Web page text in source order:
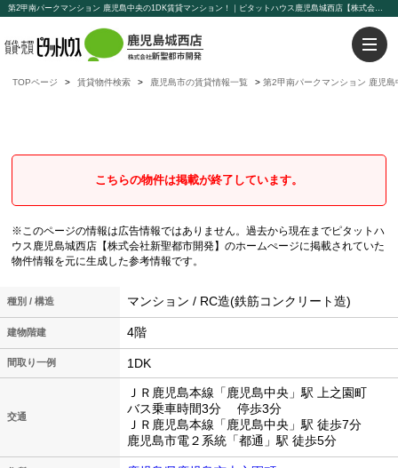
第2甲南パークマンション 鹿児島中央の1DK賃貸マンション！｜ピタットハウス鹿児島城西店【株式会社新聖都市開発】
TOPページ 賃貸物件検索 鹿児島市の賃貸情報一覧 第2甲南パークマンション 鹿児
こちらの物件は掲載が終了しています。
※このページの情報は広告情報ではありません。過去から現在までピタットハ
ウス鹿児島城西店【株式会社新聖都市開発】のホームぺージに掲載されていた
物件情報を元に生成した参考情報です。
種別 / 構造 マンション / RC造(鉄筋コンクリート造)
建物階建 4階
間取り一例 1DK
交通
ＪＲ鹿児島本線「鹿児島中央」駅 上之園町
バス乗車時間3分 停歩3分
ＪＲ鹿児島本線「鹿児島中央」駅 徒歩7分
鹿児島市電２系統「都通」駅 徒歩5分